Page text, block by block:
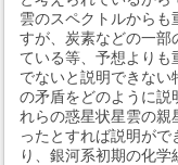
雲のスペクトルから
すが、炭素などの一部
ている等、予想より
でないと説明できない
の矛盾をどのように説
れらの惑星状星雲の親
ったとすれば説明がで
り、銀河系初期の化